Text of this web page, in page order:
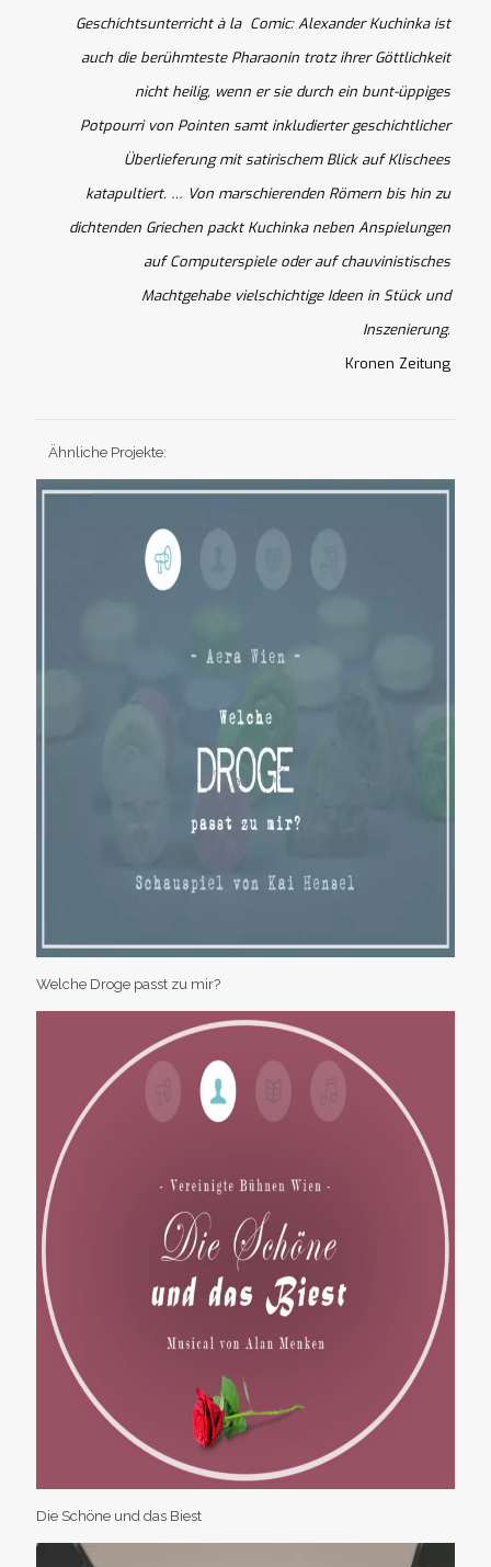
Geschichtsunterricht à la Comic: Alexander Kuchinka ist
auch die berühmteste Pharaonin trotz ihrer Göttlichkeit
nicht heilig, wenn er sie durch ein bunt-üppiges
Potpourri von Pointen samt inkludierter geschichtlicher
Überlieferung mit satirischem Blick auf Klischees
katapultiert. … Von marschierenden Römern bis hin zu
dichtenden Griechen packt Kuchinka neben Anspielungen
auf Computerspiele oder auf chauvinistisches
Machtgehabe vielschichtige Ideen in Stück und
Inszenierung.
Kronen Zeitung
Ähnliche Projekte:
Welche Droge passt zu mir?
Die Schöne und das Biest